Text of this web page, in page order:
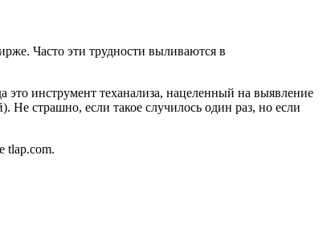
Часто эти трудности выливаются в
инструмент теханализа, нацеленный на выявление
страшно, если такое случилось один раз, но если
tlap.com.